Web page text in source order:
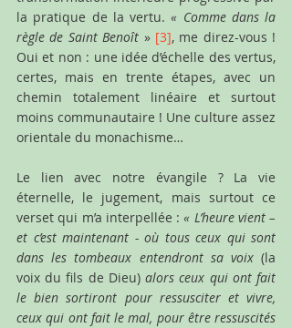
la pratique de la vertu. « Comme dans la
règle de Saint Benoît » [3], me direz-vous !
Oui et non : une idée d’échelle des vertus,
certes, mais en trente étapes, avec un
chemin totalement linéaire et surtout
moins communautaire ! Une culture assez
orientale du monachisme…
Le lien avec notre évangile ? La vie
éternelle, le jugement, mais surtout ce
verset qui m’a interpellée : « L’heure vient –
et c’est maintenant - où tous ceux qui sont
dans les tombeaux entendront sa voix (la
voix du fils de Dieu) alors ceux qui ont fait
le bien sortiront pour ressusciter et vivre,
ceux qui ont fait le mal, pour être ressuscités